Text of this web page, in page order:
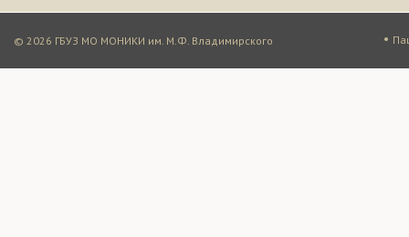
© 2026 ГБУЗ МО МОНИКИ им. М.Ф. Владимирского •